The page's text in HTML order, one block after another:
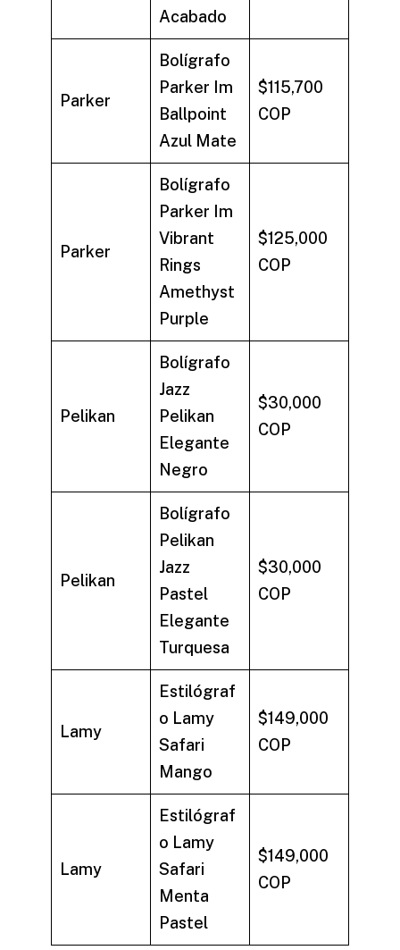
Acabado
Parker
Bolígrafo
Parker Im
Ballpoint
Azul Mate
$115,700
COP
Parker
Bolígrafo
Parker Im
Vibrant
Rings
Amethyst
Purple
$125,000
COP
Pelikan
Bolígrafo
Jazz
Pelikan
Elegante
Negro
$30,000
COP
Pelikan
Bolígrafo
Pelikan
Jazz
Pastel
Elegante
Turquesa
$30,000
COP
Lamy
Estilógraf
o Lamy
Safari
Mango
$149,000
COP
Lamy
Estilógraf
o Lamy
Safari
Menta
Pastel
$149,000
COP